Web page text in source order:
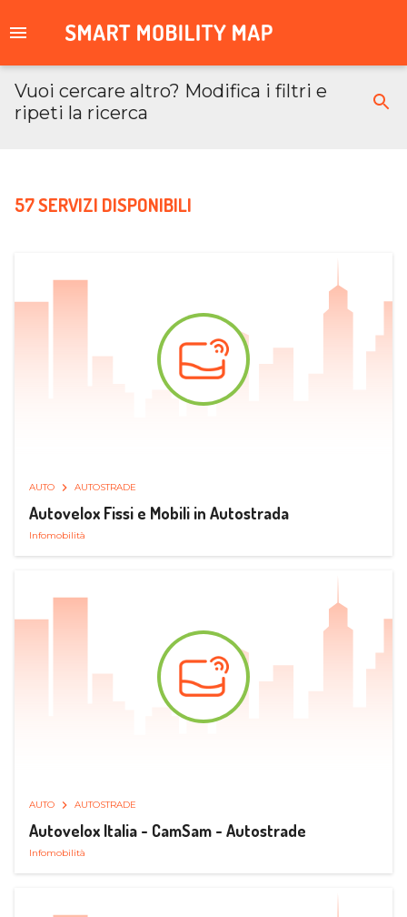
Vuoi cercare altro? Modifica i filtri e
ripeti la ricerca
57 SERVIZI DISPONIBILI
AUTO AUTOSTRADE
Autovelox Fissi e Mobili in Autostrada
Infomobilità
AUTO AUTOSTRADE
Autovelox Italia - CamSam - Autostrade
Infomobilità